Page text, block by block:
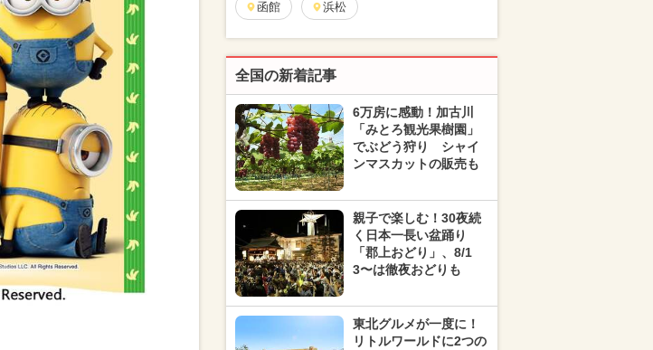
函館 浜松
全国の新着記事
6万房に感動！加古川
「みとろ観光果樹園」
でぶどう狩り シャイ
ンマスカットの販売も
親子で楽しむ！30夜続
く日本一長い盆踊り
「郡上おどり」、8/1
3〜は徹夜おどりも
東北グルメが一度に！
リトルワールドに2つの